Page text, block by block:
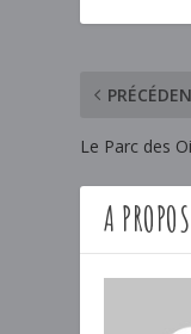
Le Parc des
A